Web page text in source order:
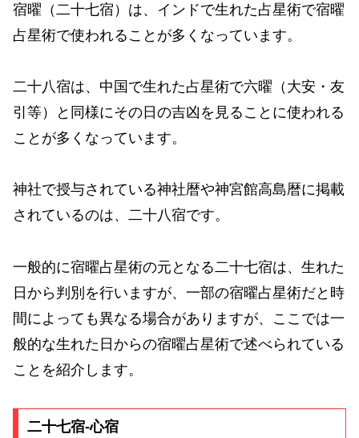
宿曜（二十七宿）は、インドで生れた占星術で宿曜
占星術で使われることが多くなっています。
二十八宿は、中国で生れた占星術で六曜（大安・友
引等）と同様にその日の吉凶を見ることに使われる
ことが多くなっています。
神社で授与されている神社暦や神宮館高島暦に掲載
されているのは、二十八宿です。
一般的に宿曜占星術の元となる二十七宿は、生れた
日から判別を行いますが、一部の宿曜占星術だと時
間によっても異なる場合がありますが、ここでは一
般的な生れた日からの宿曜占星術で述べられている
ことを紹介します。
二十七宿-心宿